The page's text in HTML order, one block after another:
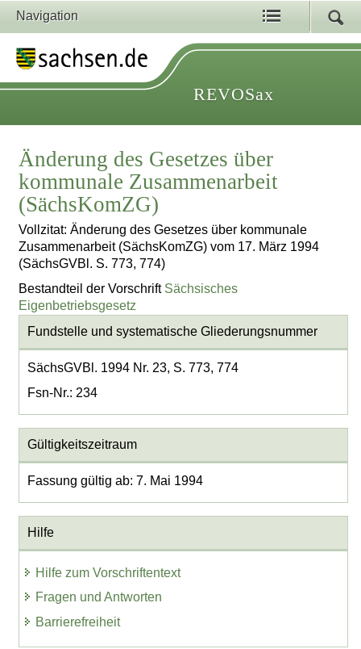
Navigation
REVOSax
Änderung des Gesetzes über
kommunale Zusammenarbeit
(SächsKomZG)
Vollzitat: Änderung des Gesetzes über kommunale
Zusammenarbeit (SächsKomZG) vom 17. März 1994
(SächsGVBl. S. 773, 774)
Bestandteil der Vorschrift Sächsisches
Eigenbetriebsgesetz
Fundstelle und systematische Gliederungsnummer
SächsGVBl. 1994 Nr. 23, S. 773, 774
Fsn-Nr.: 234
Gültigkeitszeitraum
Fassung gültig ab: 7. Mai 1994
Hilfe
Hilfe zum Vorschriftentext
Fragen und Antworten
Barrierefreiheit